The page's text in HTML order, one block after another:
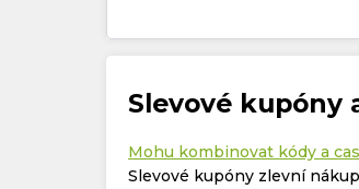
Slevové kupóny
Mohu kombinovat kódy a
Slevové kupóny zlevní